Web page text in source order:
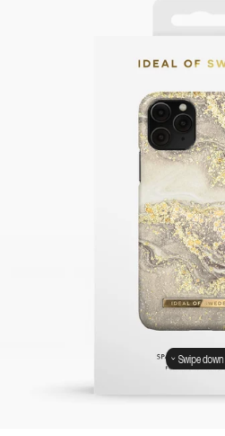
Swipe down